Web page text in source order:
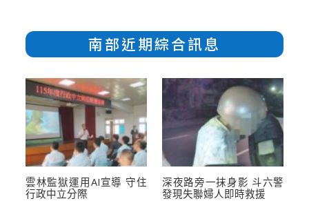
南部近期綜合訊息
雲林監獄運用AI宣導 守住
行政中立分際
深夜路旁一抹身影 斗六警
發現失聯婦人即時救援